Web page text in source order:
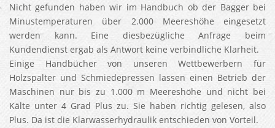
Nicht gefunden haben wir im Handbuch ob der Bagger bei
Minustemperaturen über 2.000 Meereshöhe eingesetzt
werden kann. Eine diesbezügliche Anfrage beim
Kundendienst ergab als Antwort keine verbindliche Klarheit.
Einige Handbücher von unseren Wettbewerbern für
Holzspalter und Schmiedepressen lassen einen Betrieb der
Maschinen nur bis zu 1.000 m Meereshöhe und nicht bei
Kälte unter 4 Grad Plus zu. Sie haben richtig gelesen, also
Plus. Da ist die Klarwasserhydraulik entschieden von Vorteil.